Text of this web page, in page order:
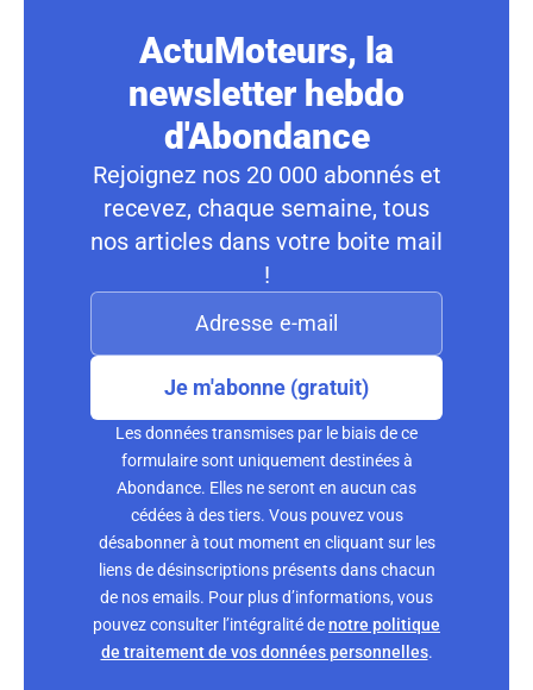
ActuMoteurs, la
newsletter hebdo
d'Abondance
Rejoignez nos 20 000 abonnés et
recevez, chaque semaine, tous
nos articles dans votre boite mail
!
Je m'abonne (gratuit)
Les données transmises par le biais de ce
formulaire sont uniquement destinées à
Abondance. Elles ne seront en aucun cas
cédées à des tiers. Vous pouvez vous
désabonner à tout moment en cliquant sur les
liens de désinscriptions présents dans chacun
de nos emails. Pour plus d’informations, vous
pouvez consulter l’intégralité denotre politique
de traitement de vos données personnelles.